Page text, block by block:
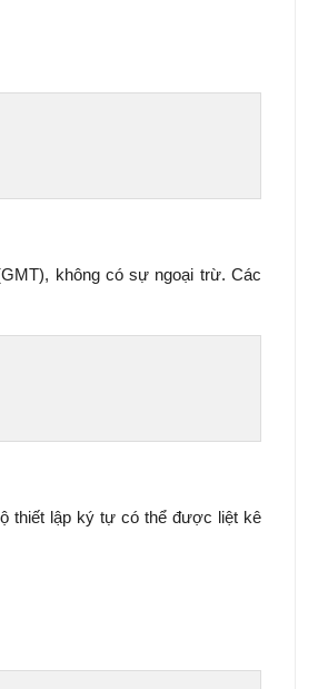
không có sự ngoại trừ. Các
thiết lập ký tự có thể được liệt kê